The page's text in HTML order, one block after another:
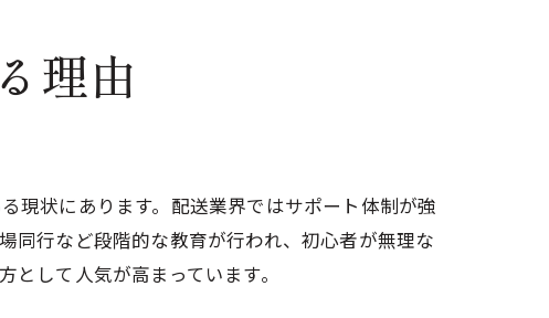
理由
現状にあります。配送業界ではサポート体制が強
同行など段階的な教育が行われ、初心者が無理な
して人気が高まっています。